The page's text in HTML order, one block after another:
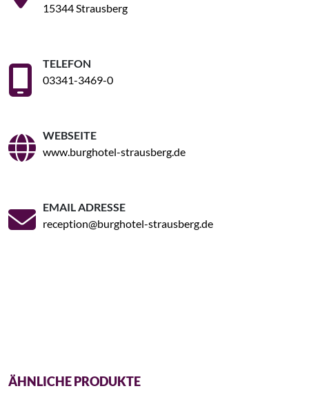
15344 Strausberg
TELEFON
03341-3469-0
WEBSEITE
www.burghotel-strausberg.de
EMAIL ADRESSE
reception@burghotel-strausberg.de
ÄHNLICHE PRODUKTE